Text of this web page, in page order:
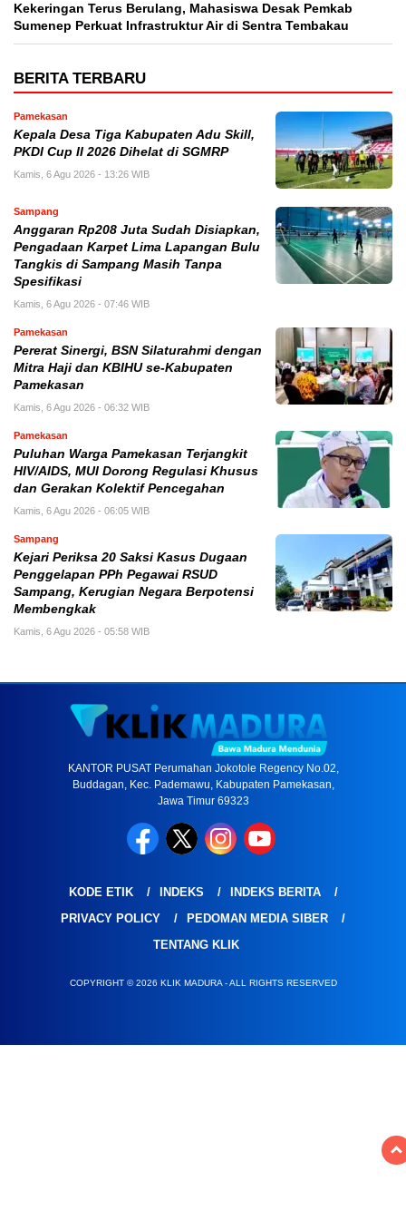
Kekeringan Terus Berulang, Mahasiswa Desak Pemkab
Sumenep Perkuat Infrastruktur Air di Sentra Tembakau
BERITA TERBARU
Pamekasan
Kepala Desa Tiga Kabupaten Adu Skill,
PKDI Cup II 2026 Dihelat di SGMRP
Kamis, 6 Agu 2026 - 13:26 WIB
Sampang
Anggaran Rp208 Juta Sudah Disiapkan,
Pengadaan Karpet Lima Lapangan Bulu
Tangkis di Sampang Masih Tanpa
Spesifikasi
Kamis, 6 Agu 2026 - 07:46 WIB
Pamekasan
Pererat Sinergi, BSN Silaturahmi dengan
Mitra Haji dan KBIHU se-Kabupaten
Pamekasan
Kamis, 6 Agu 2026 - 06:32 WIB
Pamekasan
Puluhan Warga Pamekasan Terjangkit
HIV/AIDS, MUI Dorong Regulasi Khusus
dan Gerakan Kolektif Pencegahan
Kamis, 6 Agu 2026 - 06:05 WIB
Sampang
Kejari Periksa 20 Saksi Kasus Dugaan
Penggelapan PPh Pegawai RSUD
Sampang, Kerugian Negara Berpotensi
Membengkak
Kamis, 6 Agu 2026 - 05:58 WIB
KANTOR PUSAT Perumahan Jokotole Regency No.02,
Buddagan, Kec. Pademawu, Kabupaten Pamekasan,
Jawa Timur 69323
KODE ETIK INDEKS
INDEKS BERITA
PRIVACY POLICY
PEDOMAN MEDIA SIBER
TENTANG KLIK
COPYRIGHT © 2026 KLIK MADURA - ALL RIGHTS RESERVED